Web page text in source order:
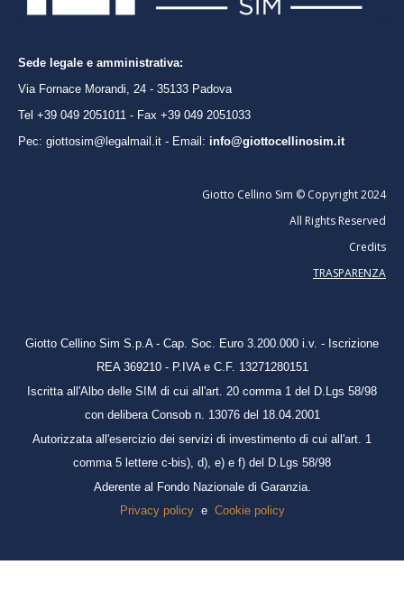
Sede legale e amministrativa:
Via Fornace Morandi, 24 - 35133 Padova
Tel +39 049 2051011 - Fax +39 049 2051033
Pec: giottosim@legalmail.it - Email: info@giottocellinosim.it
Giotto Cellino Sim © Copyright 2024
All Rights Reserved
Credits
TRASPARENZA
Giotto Cellino Sim S.p.A - Cap. Soc. Euro 3.200.000 i.v. - Iscrizione
REA 369210 - P.IVA e C.F. 13271280151
Iscritta all'Albo delle SIM di cui all'art. 20 comma 1 del D.Lgs 58/98
con delibera Consob n. 13076 del 18.04.2001
Autorizzata all'esercizio dei servizi di investimento di cui all'art. 1
comma 5 lettere c-bis), d), e) e f) del D.Lgs 58/98
Aderente al Fondo Nazionale di Garanzia.
Privacy policye Cookie policy